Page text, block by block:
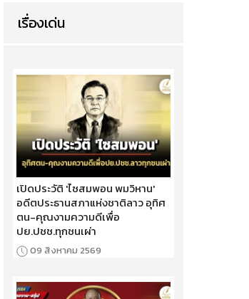
เรื่องเด่น
เปิดประวัติ 'ไซสมพอน พมวิหาน'
อดีตประธานสภาแห่งชาติลาว อุทิศ
ตน-คุณงามความดีเพื่อ
ปย.ปชช.ทุกชนเผ่า
09 สิงหาคม 2569